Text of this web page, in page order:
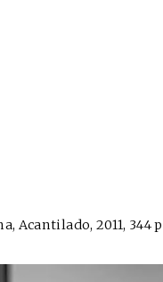
Acantilado, 2011, 344